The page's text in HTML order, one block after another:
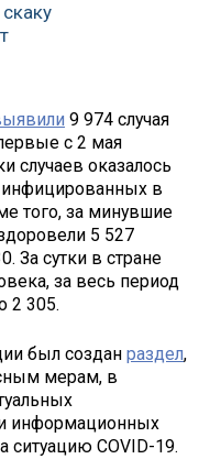
9 974 случая
с 2 мая
случаев оказалось
в
того, за минувшие
5 527
За сутки в стране
за весь период
2 305.
был создан раздел,
мерам, в
информационных
ситуацию COVID-19.